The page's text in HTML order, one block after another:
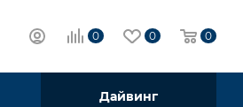
0 0 0
Дайвинг